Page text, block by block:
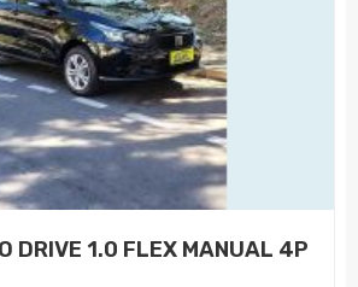
DRIVE 1.0 FLEX MANUAL 4P